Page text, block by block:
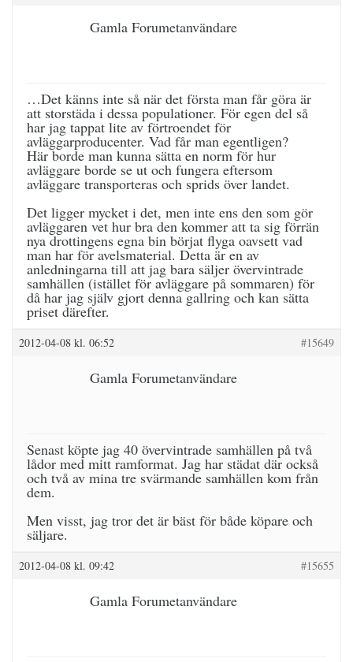
Gamla Forumetanvändare
…Det känns inte så när det första man får göra är
att storstäda i dessa populationer. För egen del så
har jag tappat lite av förtroendet för
avläggarproducenter. Vad får man egentligen?
Här borde man kunna sätta en norm för hur
avläggare borde se ut och fungera eftersom
avläggare transporteras och sprids över landet.
Det ligger mycket i det, men inte ens den som gör
avläggaren vet hur bra den kommer att ta sig förrän
nya drottingens egna bin börjat flyga oavsett vad
man har för avelsmaterial. Detta är en av
anledningarna till att jag bara säljer övervintrade
samhällen (istället för avläggare på sommaren) för
då har jag själv gjort denna gallring och kan sätta
priset därefter.
2012-04-08 kl. 06:52 #15649
Gamla Forumetanvändare
Senast köpte jag 40 övervintrade samhällen på två
lådor med mitt ramformat. Jag har städat där också
och två av mina tre svärmande samhällen kom från
dem.
Men visst, jag tror det är bäst för både köpare och
säljare.
2012-04-08 kl. 09:42 #15655
Gamla Forumetanvändare